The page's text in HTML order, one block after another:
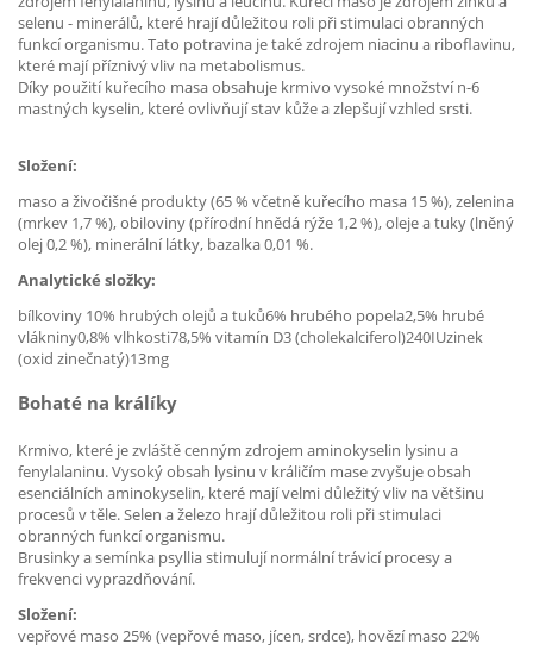
selenu - minerálů, které hrají důležitou roli při stimulaci obranných
funkcí organismu. Tato potravina je také zdrojem niacinu a riboflavinu,
které mají příznivý vliv na metabolismus.
Díky použití kuřecího masa obsahuje krmivo vysoké množství n-6
mastných kyselin, které ovlivňují stav kůže a zlepšují vzhled srsti.
Složení:
maso a živočišné produkty (65 % včetně kuřecího masa 15 %), zelenina
(mrkev 1,7 %), obiloviny (přírodní hnědá rýže 1,2 %), oleje a tuky (lněný
olej 0,2 %), minerální látky, bazalka 0,01 %.
Analytické složky:
bílkoviny 10% hrubých olejů a tuků6% hrubého popela2,5% hrubé
vlákniny0,8% vlhkosti78,5% vitamín D3 (cholekalciferol)240IUzinek
(oxid zinečnatý)13mg
Bohaté na králíky
Krmivo, které je zvláště cenným zdrojem aminokyselin lysinu a
fenylalaninu. Vysoký obsah lysinu v králičím mase zvyšuje obsah
esenciálních aminokyselin, které mají velmi důležitý vliv na většinu
procesů v těle. Selen a železo hrají důležitou roli při stimulaci
obranných funkcí organismu.
Brusinky a semínka psyllia stimulují normální trávicí procesy a
frekvenci vyprazdňování.
Složení:
vepřové maso 25% (vepřové maso, jícen, srdce), hovězí maso 22%